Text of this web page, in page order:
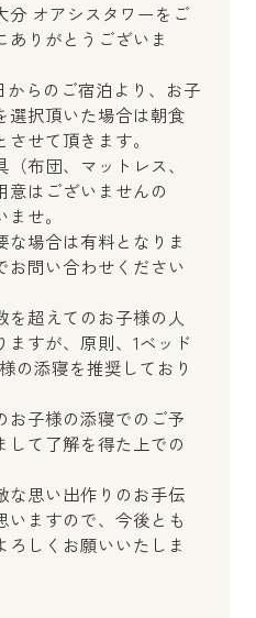
分 オアシスタワーをご
ありがとうございま
からのご宿泊より、お子
選択頂いた場合は朝食
せて頂きます。
布団、マットレス、
意はございませんの
せ。
な場合は有料となりま
お問い合わせください
を超えてのお子様の人
すが、原則、1ベッド
の添寝を推奨しており
お子様の添寝でのご予
して了解を得た上での
な思い出作りのお手伝
いますので、今後とも
ろしくお願いいたしま